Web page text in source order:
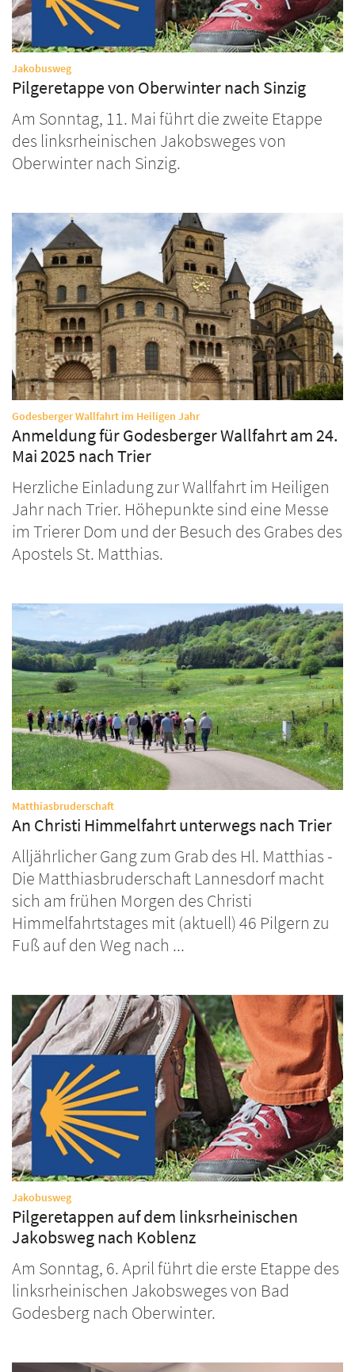
Jakobusweg:
Pilgeretappe von Oberwinter nach Sinzig
Am Sonntag, 11. Mai führt die zweite Etappe
des linksrheinischen Jakobsweges von
Oberwinter nach Sinzig.
Godesberger Wallfahrt im Heiligen Jahr:
Anmeldung für Godesberger Wallfahrt am 24.
Mai 2025 nach Trier
Herzliche Einladung zur Wallfahrt im Heiligen
Jahr nach Trier. Höhepunkte sind eine Messe
im Trierer Dom und der Besuch des Grabes des
Apostels St. Matthias.
Matthiasbruderschaft:
An Christi Himmelfahrt unterwegs nach Trier
Alljährlicher Gang zum Grab des Hl. Matthias -
Die Matthiasbruderschaft Lannesdorf macht
sich am frühen Morgen des Christi
Himmelfahrtstages mit (aktuell) 46 Pilgern zu
Fuß auf den Weg nach ...
Jakobusweg:
Pilgeretappen auf dem linksrheinischen
Jakobsweg nach Koblenz
Am Sonntag, 6. April führt die erste Etappe des
linksrheinischen Jakobsweges von Bad
Godesberg nach Oberwinter.